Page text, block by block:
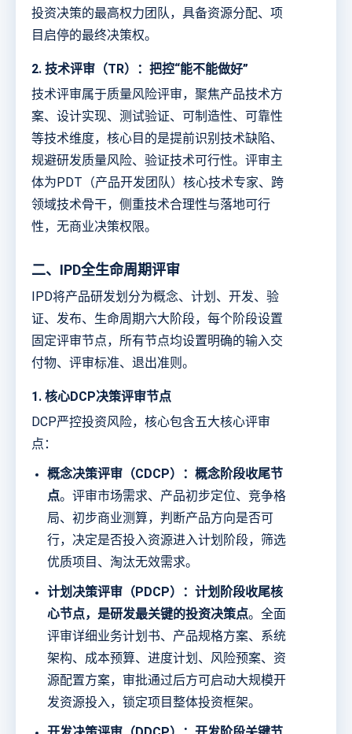
投资决策的最高权力团队，具备资源分配、项
目启停的最终决策权。
2. 技术评审（TR）：把控“能不能做好”
技术评审属于质量风险评审，聚焦产品技术方
案、设计实现、测试验证、可制造性、可靠性
等技术维度，核心目的是提前识别技术缺陷、
规避研发质量风险、验证技术可行性。评审主
体为PDT（产品开发团队）核心技术专家、跨
领域技术骨干，侧重技术合理性与落地可行
性，无商业决策权限。
二、IPD全生命周期评审
IPD将产品研发划分为概念、计划、开发、验
证、发布、生命周期六大阶段，每个阶段设置
固定评审节点，所有节点均设置明确的输入交
付物、评审标准、退出准则。
1. 核心DCP决策评审节点
DCP严控投资风险，核心包含五大核心评审
点：
概念决策评审（CDCP）：概念阶段收尾节
点。评审市场需求、产品初步定位、竞争格
局、初步商业测算，判断产品方向是否可
行，决定是否投入资源进入计划阶段，筛选
优质项目、淘汰无效需求。
计划决策评审（PDCP）：计划阶段收尾核
心节点，是研发最关键的投资决策点。全面
评审详细业务计划书、产品规格方案、系统
架构、成本预算、进度计划、风险预案、资
源配置方案，审批通过后方可启动大规模开
发资源投入，锁定项目整体投资框架。